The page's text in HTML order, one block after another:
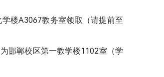
学楼A3067教务室领取（请提前至
邯郸校区第一教学楼1102室（学